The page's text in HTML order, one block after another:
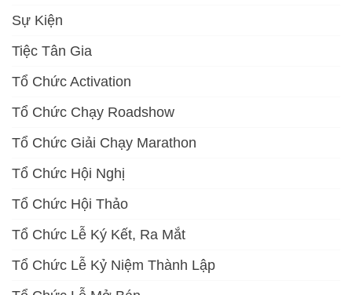
Sự Kiện
Tiệc Tân Gia
Tổ Chức Activation
Tổ Chức Chạy Roadshow
Tổ Chức Giải Chạy Marathon
Tổ Chức Hội Nghị
Tổ Chức Hội Thảo
Tổ Chức Lễ Ký Kết, Ra Mắt
Tổ Chức Lễ Kỷ Niệm Thành Lập